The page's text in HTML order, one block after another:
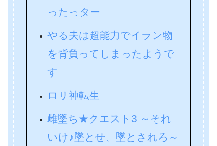
ったっター
やる夫は超能力でイラン物
を背負ってしまったようで
す
ロリ神転生
雌墜ち★クエスト3 ～それ
いけ♪墜とせ、墜とされろ～